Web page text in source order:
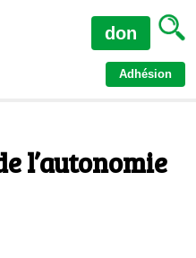
Adhésion
don
l’autonomie